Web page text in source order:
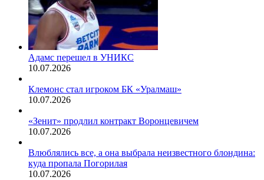
Адамс перешел в УНИКС
10.07.2026
Клемонс стал игроком БК «Уралмаш»
10.07.2026
«Зенит» продлил контракт Воронцевичем
10.07.2026
Влюблялись все, а она выбрала неизвестного блондина:
куда пропала Погорилая
10.07.2026